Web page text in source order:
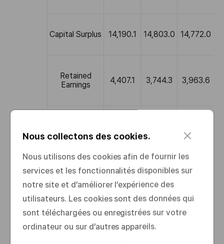
Nous collectons des cookies.
Nous utilisons des cookies afin de fournir les
services et les fonctionnalités disponibles sur
notre site et d’améliorer l’expérience des
utilisateurs. Les cookies sont des données qui
sont téléchargées ou enregistrées sur votre
ordinateur ou sur d’autres appareils.